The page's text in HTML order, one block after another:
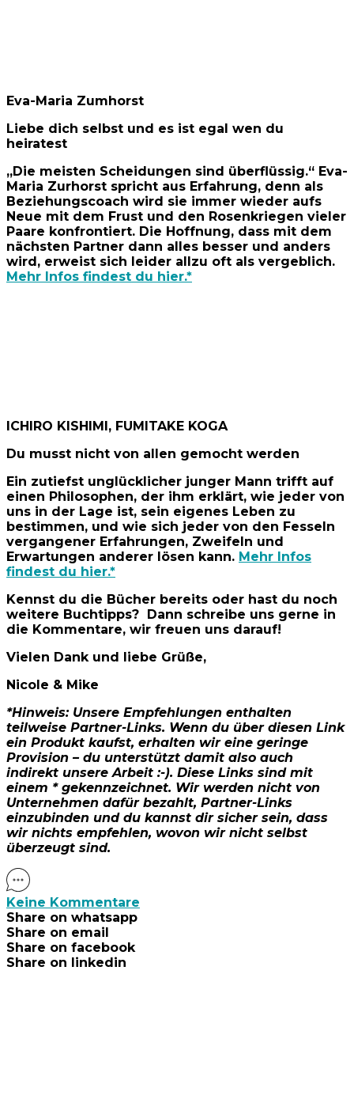
Eva-Maria Zumhorst
Liebe dich selbst und es ist egal wen du
heiratest
„Die meisten Scheidungen sind überflüssig.“ Eva-
Maria Zurhorst spricht aus Erfahrung, denn als
Beziehungscoach wird sie immer wieder aufs
Neue mit dem Frust und den Rosenkriegen vieler
Paare konfrontiert. Die Hoffnung, dass mit dem
nächsten Partner dann alles besser und anders
wird, erweist sich leider allzu oft als vergeblich.
Mehr Infos findest du hier.*
ICHIRO KISHIMI, FUMITAKE KOGA
Du musst nicht von allen gemocht werden
Ein zutiefst unglücklicher junger Mann trifft auf
einen Philosophen, der ihm erklärt, wie jeder von
uns in der Lage ist, sein eigenes Leben zu
bestimmen, und wie sich jeder von den Fesseln
vergangener Erfahrungen, Zweifeln und
Erwartungen anderer lösen kann. Mehr Infos
findest du hier.*
Kennst du die Bücher bereits oder hast du noch
weitere Buchtipps? Dann schreibe uns gerne in
die Kommentare, wir freuen uns darauf!
Vielen Dank und liebe Grüße,
Nicole & Mike
*Hinweis: Unsere Empfehlungen enthalten
teilweise Partner-Links. Wenn du über diesen Link
ein Produkt kaufst, erhalten wir eine geringe
Provision – du unterstützt damit also auch
indirekt unsere Arbeit :-). Diese Links sind mit
einem * gekennzeichnet. Wir werden nicht von
Unternehmen dafür bezahlt, Partner-Links
einzubinden und du kannst dir sicher sein, dass
wir nichts empfehlen, wovon wir nicht selbst
überzeugt sind.
Keine Kommentare
Share on whatsapp
Share on email
Share on facebook
Share on linkedin